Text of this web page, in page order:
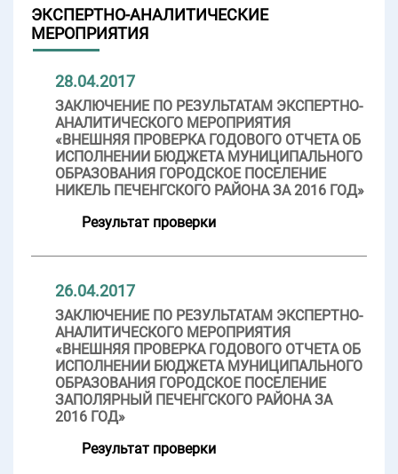
ЭКСПЕРТНО-АНАЛИТИЧЕСКИЕ
МЕРОПРИЯТИЯ
28.04.2017
ЗАКЛЮЧЕНИЕ ПО РЕЗУЛЬТАТАМ ЭКСПЕРТНО-
АНАЛИТИЧЕСКОГО МЕРОПРИЯТИЯ
«ВНЕШНЯЯ ПРОВЕРКА ГОДОВОГО ОТЧЕТА ОБ
ИСПОЛНЕНИИ БЮДЖЕТА МУНИЦИПАЛЬНОГО
ОБРАЗОВАНИЯ ГОРОДСКОЕ ПОСЕЛЕНИЕ
НИКЕЛЬ ПЕЧЕНГСКОГО РАЙОНА ЗА 2016 ГОД»
Результат проверки
26.04.2017
ЗАКЛЮЧЕНИЕ ПО РЕЗУЛЬТАТАМ ЭКСПЕРТНО-
АНАЛИТИЧЕСКОГО МЕРОПРИЯТИЯ
«ВНЕШНЯЯ ПРОВЕРКА ГОДОВОГО ОТЧЕТА ОБ
ИСПОЛНЕНИИ БЮДЖЕТА МУНИЦИПАЛЬНОГО
ОБРАЗОВАНИЯ ГОРОДСКОЕ ПОСЕЛЕНИЕ
ЗАПОЛЯРНЫЙ ПЕЧЕНГСКОГО РАЙОНА ЗА
2016 ГОД»
Результат проверки